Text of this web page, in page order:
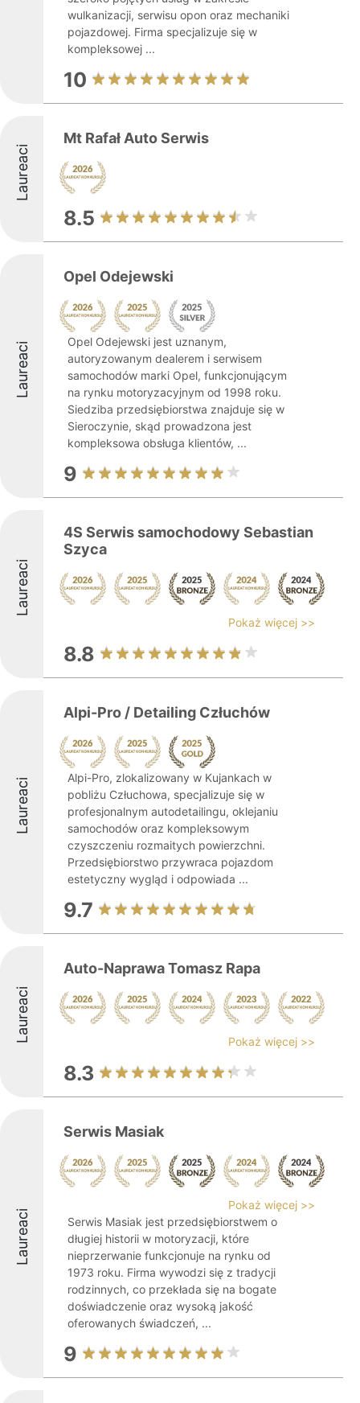
wulkanizacji, serwisu opon oraz mechaniki
pojazdowej. Firma specjalizuje się w
kompleksowej ...
10
Laureaci
Mt Rafał Auto Serwis
8.5
Laureaci
Opel Odejewski
Opel Odejewski jest uznanym,
autoryzowanym dealerem i serwisem
samochodów marki Opel, funkcjonującym
na rynku motoryzacyjnym od 1998 roku.
Siedziba przedsiębiorstwa znajduje się w
Sieroczynie, skąd prowadzona jest
kompleksowa obsługa klientów, ...
9
Laureaci
4S Serwis samochodowy Sebastian
Szyca
Pokaż więcej >>
8.8
Laureaci
Alpi-Pro / Detailing Człuchów
Alpi-Pro, zlokalizowany w Kujankach w
pobliżu Człuchowa, specjalizuje się w
profesjonalnym autodetailingu, oklejaniu
samochodów oraz kompleksowym
czyszczeniu rozmaitych powierzchni.
Przedsiębiorstwo przywraca pojazdom
estetyczny wygląd i odpowiada ...
9.7
Laureaci
Auto-Naprawa Tomasz Rapa
Pokaż więcej >>
8.3
Laureaci
Serwis Masiak
Pokaż więcej >>
Serwis Masiak jest przedsiębiorstwem o
długiej historii w motoryzacji, które
nieprzerwanie funkcjonuje na rynku od
1973 roku. Firma wywodzi się z tradycji
rodzinnych, co przekłada się na bogate
doświadczenie oraz wysoką jakość
oferowanych świadczeń, ...
9